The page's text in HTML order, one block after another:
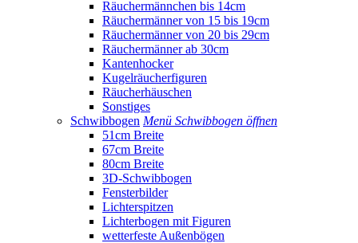
Räuchermännchen bis 14cm
Räuchermänner von 15 bis 19cm
Räuchermänner von 20 bis 29cm
Räuchermänner ab 30cm
Kantenhocker
Kugelräucherfiguren
Räucherhäuschen
Sonstiges
Schwibbogen Menü Schwibbogen öffnen
51cm Breite
67cm Breite
80cm Breite
3D-Schwibbogen
Fensterbilder
Lichterspitzen
Lichterbogen mit Figuren
wetterfeste Außenbögen